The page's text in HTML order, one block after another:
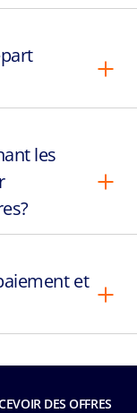
les
et
DES OFFRES